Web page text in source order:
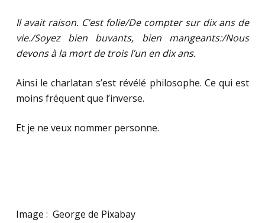
Il avait raison. C’est folie/De compter sur dix ans de
vie./Soyez bien buvants, bien mangeants:/Nous
devons à la mort de trois l’un en dix ans.
Ainsi le charlatan s’est révélé philosophe. Ce qui est
moins fréquent que l’inverse.
Et je ne veux nommer personne.
Image : George de Pixabay